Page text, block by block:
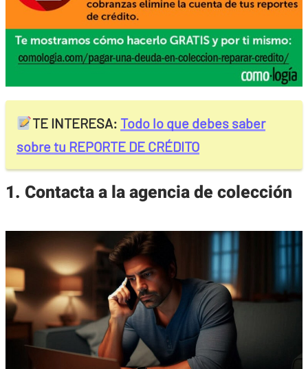
TE INTERESA: Todo lo que debes saber
sobre tu REPORTE DE CRÉDITO
1. Contacta a la agencia de colección